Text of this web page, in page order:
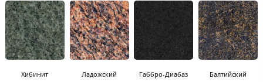
Хибинит Ладожский Габбро-Диабаз Балтийский